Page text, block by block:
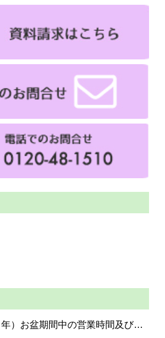
２０２６年（令和８年）お盆期間中の営業時間及び休業日のお知らせ